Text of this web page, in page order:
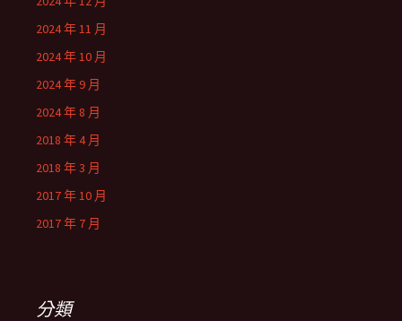
2024 年 11 月
2024 年 10 月
2024 年 9 月
2024 年 8 月
2018 年 4 月
2018 年 3 月
2017 年 10 月
2017 年 7 月
分類